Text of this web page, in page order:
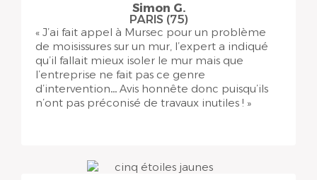
Simon G.
PARIS (75)
« J’ai fait appel à Mursec pour un problème
de moisissures sur un mur, l’expert a indiqué
qu’il fallait mieux isoler le mur mais que
l’entreprise ne fait pas ce genre
d’intervention… Avis honnête donc puisqu’ils
n’ont pas préconisé de travaux inutiles ! »